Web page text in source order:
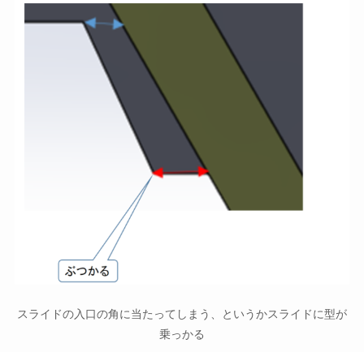
スライドの入口の角に当たってしまう、というかスライドに型が
乗っかる